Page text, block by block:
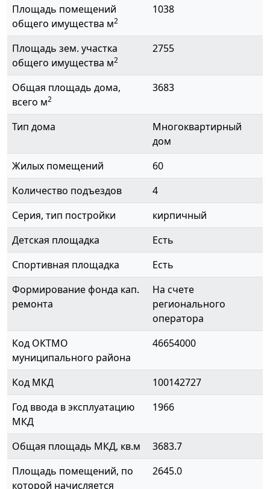
Площадь помещений
общего имущества м2
1038
Площадь зем. участка
общего имущества м2
2755
Общая площадь дома,
всего м2
3683
Тип дома
Многоквартирный
дом
Жилых помещений
60
Количество подъездов
4
Серия, тип постройки
кирпичный
Детская площадка
Есть
Спортивная площадка
Есть
Формирование фонда кап.
ремонта
На счете
регионального
оператора
Код ОКТМО
муниципального района
46654000
Код МКД
100142727
Год ввода в эксплуатацию
МКД
1966
Общая площадь МКД, кв.м
3683.7
Площадь помещений, по
которой начисляется
2645.0